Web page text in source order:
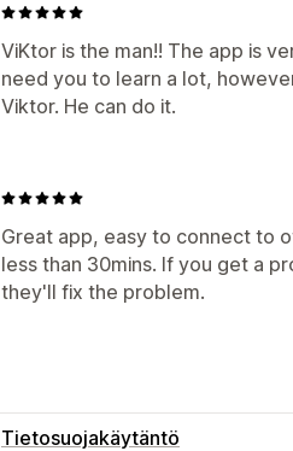
ViKtor is the man!! The app is
need you to learn a lot,
Viktor. He can do it.
Great app, easy to connect to
less than 30mins. If you get a
they'll fix the problem.
Tietosuojakäytäntö